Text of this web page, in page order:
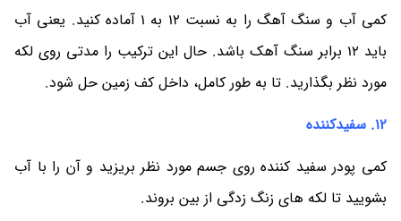
کمی آب و سنگ آهگ را به نسبت 12 به 1 آماده کنید. یعنی آب
باید 12 برابر سنگ آهک باشد. حال این ترکیب را مدتی روی لکه
مورد نظر بگذارید. تا به طور کامل، داخل کف زمین حل شود.
12. سفیدکننده
کمی پودر سفید کننده روی جسم مورد نظر بریزید و آن را با آب
بشویید تا لکه های زنگ زدگی از بین بروند.